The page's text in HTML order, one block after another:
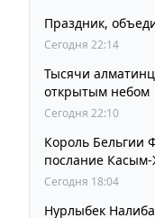
Праздник,
Сегодня 22:14
Тысячи
открытым небом
Сегодня 22:10
Король Бельгии
послание
Сегодня 18:04
Нурлыбек